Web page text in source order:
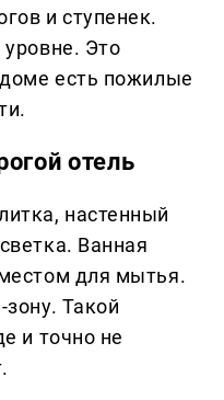
и ступенек.
Это
есть пожилые
отель
настенный
Ванная
для мытья.
Такой
и точно не